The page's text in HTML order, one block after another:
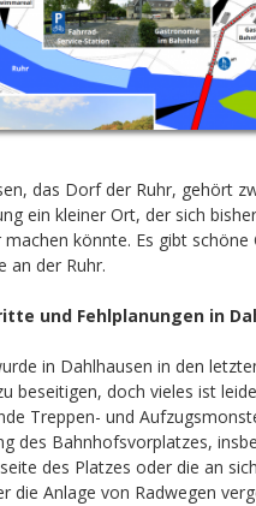
das Dorf der Ruhr, gehört
ein kleiner Ort, der sich
könnte. Es gibt
an der Ruhr.
und Fehlplanungen in
in Dahlhausen in den
beseitigen, doch vieles ist
Treppen- und
des Bahnhofsvorplatzes,
des Platzes oder die an
die Anlage von Radwegen